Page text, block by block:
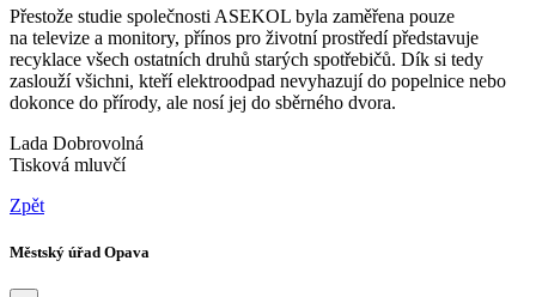
Přestože studie společnosti ASEKOL byla zaměřena pouze
na televize a monitory, přínos pro životní prostředí představuje
recyklace všech ostatních druhů starých spotřebičů. Dík si tedy
zaslouží všichni, kteří elektroodpad nevyhazují do popelnice nebo
dokonce do přírody, ale nosí jej do sběrného dvora.
Lada Dobrovolná
Tisková mluvčí
Zpět
Městský úřad Opava